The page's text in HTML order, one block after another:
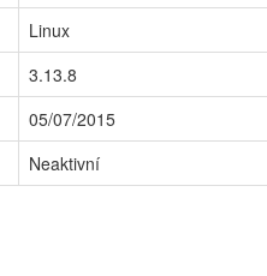
Linux
3.13.8
05/07/2015
Neaktivní